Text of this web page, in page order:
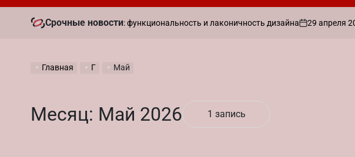
Срочные новости
стиль в интерьере: функциональность и лаконичность дизайна
on
29 апреля 2026
Главная Г Май
Месяц: Май 2026 1 запись